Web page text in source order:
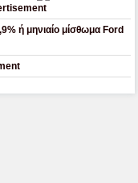
ή μηνιαίο μίσθωμα Ford